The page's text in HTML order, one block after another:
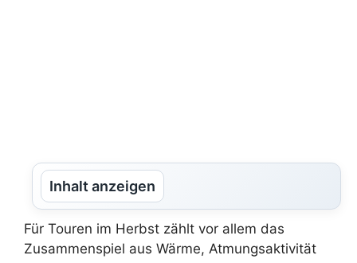
Inhalt anzeigen
Für Touren im Herbst zählt vor allem das
Zusammenspiel aus Wärme, Atmungsaktivität